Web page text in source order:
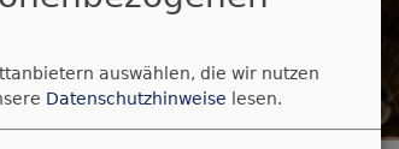
auswählen, die wir nutzen
Datenschutzhinweise lesen.